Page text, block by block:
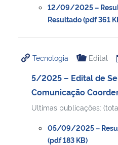
12/09/2025 –
Resultado (pdf 361
Tecnologia Edital
5/2025 – Edital de
Comunicação
Ultimas publicações:
05/09/2025 –
(pdf 183 KB)